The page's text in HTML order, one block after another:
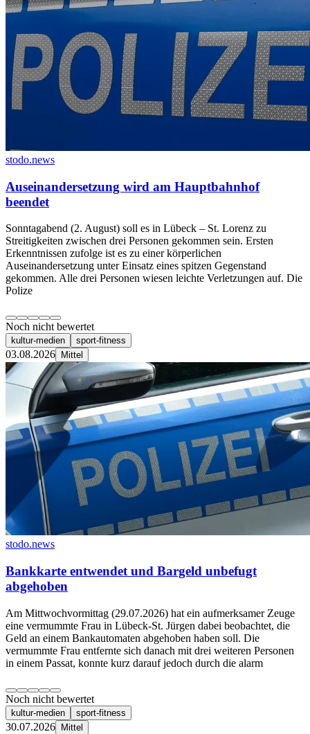
stodo.news
Auseinandersetzung wird am Hauptbahnhof
beendet
Sonntagabend (2. August) soll es in Lübeck – St. Lorenz zu
Streitigkeiten zwischen drei Personen gekommen sein. Ersten
Erkenntnissen zufolge ist es zu einer körperlichen
Auseinandersetzung unter Einsatz eines spitzen Gegenstand
gekommen. Alle drei Personen wiesen leichte Verletzungen auf. Die
Polize
Noch nicht bewertet
kultur-medien sport-fitness
03.08.2026 Mittel
stodo.news
Bankkarte entwendet und Bargeld unbefugt
abgehoben
Am Mittwochvormittag (29.07.2026) hat ein aufmerksamer Zeuge
eine vermummte Frau in Lübeck-St. Jürgen dabei beobachtet, die
Geld an einem Bankautomaten abgehoben haben soll. Die
vermummte Frau entfernte sich danach mit drei weiteren Personen
in einem Passat, konnte kurz darauf jedoch durch die alarm
Noch nicht bewertet
kultur-medien sport-fitness
30.07.2026 Mittel